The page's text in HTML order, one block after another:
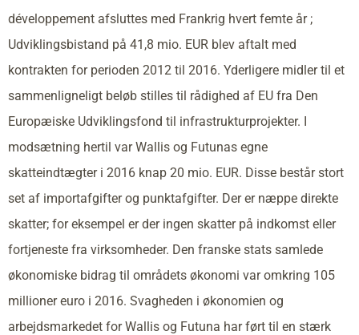
développement afsluttes med Frankrig hvert femte år ;
Udviklingsbistand på 41,8 mio. EUR blev aftalt med
kontrakten for perioden 2012 til 2016. Yderligere midler til et
sammenligneligt beløb stilles til rådighed af EU fra Den
Europæiske Udviklingsfond til infrastrukturprojekter. I
modsætning hertil var Wallis og Futunas egne
skatteindtægter i 2016 knap 20 mio. EUR. Disse består stort
set af importafgifter og punktafgifter. Der er næppe direkte
skatter; for eksempel er der ingen skatter på indkomst eller
fortjeneste fra virksomheder. Den franske stats samlede
økonomiske bidrag til områdets økonomi var omkring 105
millioner euro i 2016. Svagheden i økonomien og
arbejdsmarkedet for Wallis og Futuna har ført til en stærk